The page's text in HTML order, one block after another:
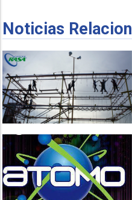
Noticias